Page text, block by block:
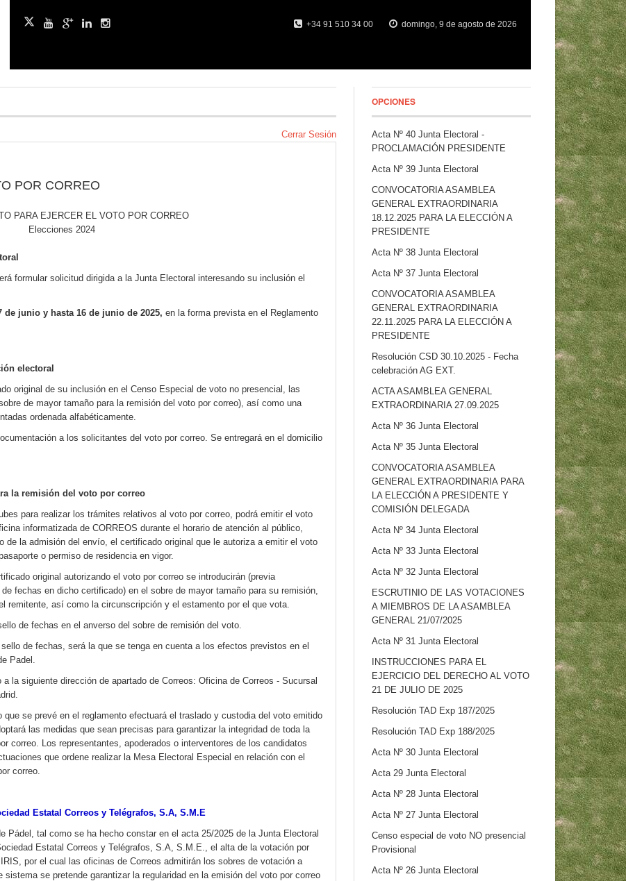
+34 91 510 34 00 domingo, 9 de agosto de 2026
Cerrar Sesión
POR CORREO
PARA EJERCER EL VOTO POR CORREO
Elecciones 2024
formular solicitud dirigida a la Junta Electoral interesando su inclusión el
de junio y hasta 16 de junio de 2025, en la forma prevista en el Reglamento
electoral
original de su inclusión en el Censo Especial de voto no presencial, las
de mayor tamaño para la remisión del voto por correo), así como una
ordenada alfabéticamente.
a los solicitantes del voto por correo. Se entregará en el domicilio
la remisión del voto por correo
para realizar los trámites relativos al voto por correo, podrá emitir el voto
informatizada de CORREOS durante el horario de atención al público,
de la admisión del envío, el certificado original que le autoriza a emitir el voto
o permiso de residencia en vigor.
original autorizando el voto por correo se introducirán (previa
fechas en dicho certificado) en el sobre de mayor tamaño para su remisión,
remitente, así como la circunscripción y el estamento por el que vota.
de fechas en el anverso del sobre de remisión del voto.
de fechas, será la que se tenga en cuenta a los efectos previstos en el
Padel.
la siguiente dirección de apartado de Correos: Oficina de Correos - Sucursal
se prevé en el reglamento efectuará el traslado y custodia del voto emitido
las medidas que sean precisas para garantizar la integridad de toda la
correo. Los representantes, apoderados o interventores de los candidatos
que ordene realizar la Mesa Electoral Especial en relación con el
correo.
Estatal Correos y Telégrafos, S.A, S.M.E
Pádel, tal como se ha hecho constar en el acta 25/2025 de la Junta Electoral
Estatal Correos y Telégrafos, S.A, S.M.E., el alta de la votación por
por el cual las oficinas de Correos admitirán los sobres de votación a
se pretende garantizar la regularidad en la emisión del voto por correo
OPCIONES
Acta Nº 40 Junta Electoral -
PROCLAMACIÓN PRESIDENTE
Acta Nº 39 Junta Electoral
CONVOCATORIA ASAMBLEA
GENERAL EXTRAORDINARIA
18.12.2025 PARA LA ELECCIÓN A
PRESIDENTE
Acta Nº 38 Junta Electoral
Acta Nº 37 Junta Electoral
CONVOCATORIA ASAMBLEA
GENERAL EXTRAORDINARIA
22.11.2025 PARA LA ELECCIÓN A
PRESIDENTE
Resolución CSD 30.10.2025 - Fecha
celebración AG EXT.
ACTA ASAMBLEA GENERAL
EXTRAORDINARIA 27.09.2025
Acta Nº 36 Junta Electoral
Acta Nº 35 Junta Electoral
CONVOCATORIA ASAMBLEA
GENERAL EXTRAORDINARIA PARA
LA ELECCIÓN A PRESIDENTE Y
COMISIÓN DELEGADA
Acta Nº 34 Junta Electoral
Acta Nº 33 Junta Electoral
Acta Nº 32 Junta Electoral
ESCRUTINIO DE LAS VOTACIONES
A MIEMBROS DE LA ASAMBLEA
GENERAL 21/07/2025
Acta Nº 31 Junta Electoral
INSTRUCCIONES PARA EL
EJERCICIO DEL DERECHO AL VOTO
21 DE JULIO DE 2025
Resolución TAD Exp 187/2025
Resolución TAD Exp 188/2025
Acta Nº 30 Junta Electoral
Acta 29 Junta Electoral
Acta Nº 28 Junta Electoral
Acta Nº 27 Junta Electoral
Censo especial de voto NO presencial
Provisional
Acta Nº 26 Junta Electoral